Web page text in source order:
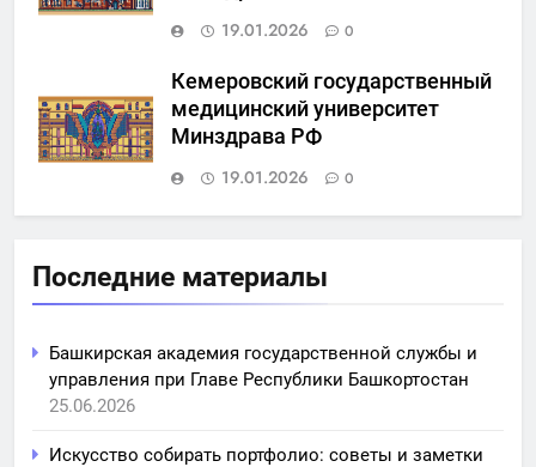
19.01.2026
0
Кемеровский государственный
медицинский университет
Минздрава РФ
19.01.2026
0
Последние материалы
Башкирская академия государственной службы и
управления при Главе Республики Башкортостан
25.06.2026
Искусство собирать портфолио: советы и заметки